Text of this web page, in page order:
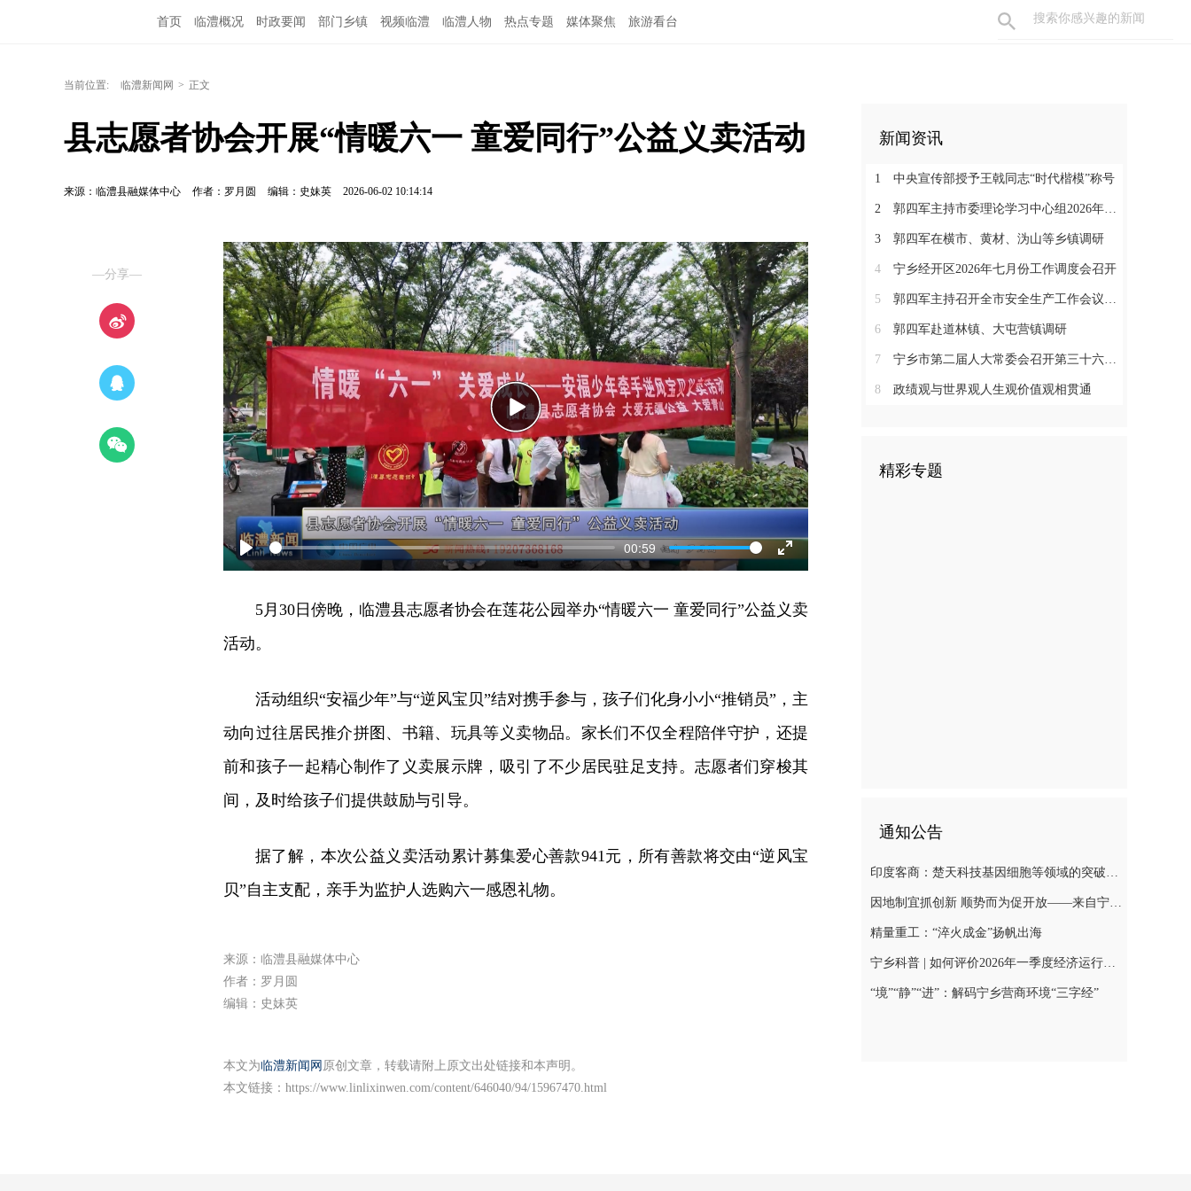
首页 临澧概况 时政要闻 部门乡镇 视频临澧 临澧人物 热点专题 媒体聚焦 旅游看台
当前位置: 临澧新闻网 > 正文
县志愿者协会开展“情暖六一 童爱同行”公益义卖活动
来源：临澧县融媒体中心 作者：罗月圆 编辑：史妹英 2026-06-02 10:14:14
—分享—
Play
00:59
Enter
fullscreen
Play
5月30日傍晚，临澧县志愿者协会在莲花公园举办“情暖六一 童爱同行”公益义卖
活动。
活动组织“安福少年”与“逆风宝贝”结对携手参与，孩子们化身小小“推销员”，主
动向过往居民推介拼图、书籍、玩具等义卖物品。家长们不仅全程陪伴守护，还提
前和孩子一起精心制作了义卖展示牌，吸引了不少居民驻足支持。志愿者们穿梭其
间，及时给孩子们提供鼓励与引导。
据了解，本次公益义卖活动累计募集爱心善款941元，所有善款将交由“逆风宝
贝”自主支配，亲手为监护人选购六一感恩礼物。
来源：临澧县融媒体中心
作者：罗月圆
编辑：史妹英
本文为临澧新闻网 原创文章，转载请附上原文出处链接和本声明。
本文链接： https://www.linlixinwen.com/content/646040/94/15967470.html
新闻资讯
1 中央宣传部授予王戟同志“时代楷模”称号
2 郭四军主持市委理论学习中心组2026年第6次集体学习
3 郭四军在横市、黄材、沩山等乡镇调研
4 宁乡经开区2026年七月份工作调度会召开
5 郭四军主持召开全市安全生产工作会议并开展现场督导
6 郭四军赴道林镇、大屯营镇调研
7 宁乡市第二届人大常委会召开第三十六次会议 决定刘亮为宁乡市人民政府代理市长
8 政绩观与世界观人生观价值观相贯通
精彩专题
通知公告
印度客商：楚天科技基因细胞等领域的突破，会带来巨大合作空间
因地制宜抓创新 顺势而为促开放——来自宁乡经开区的经济观察
精量重工：“淬火成金”扬帆出海
宁乡科普 | 如何评价2026年一季度经济运行总体表现？
“境”“静”“进”：解码宁乡营商环境“三字经”